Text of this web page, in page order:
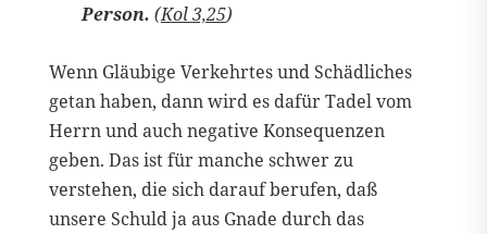
Person. (Kol 3,25)
Wenn Gläubige Verkehrtes und Schädliches
getan haben, dann wird es dafür Tadel vom
Herrn und auch negative Konsequenzen
geben. Das ist für manche schwer zu
verstehen, die sich darauf berufen, daß
unsere Schuld ja aus Gnade durch das